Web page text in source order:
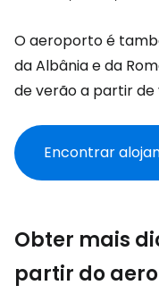
O aeroporto é
da Albânia e da
de verão a partir de
Encontrar
Obter mais
partir do